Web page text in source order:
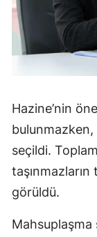
Hazine’nin
bulunmazken,
seçildi.
taşınmazların
görüldü.
Mahsuplaşma